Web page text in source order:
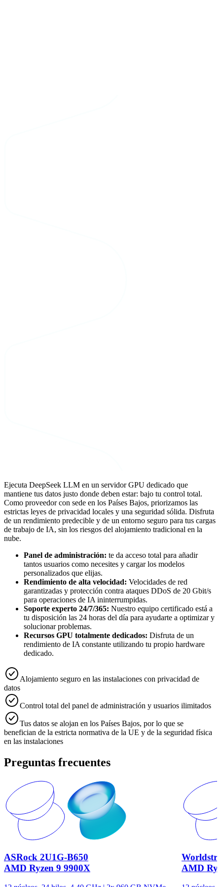
Ejecuta DeepSeek LLM en un servidor GPU dedicado que
mantiene tus datos justo donde deben estar: bajo tu control total.
Como proveedor con sede en los Países Bajos, priorizamos las
estrictas leyes de privacidad locales y una seguridad sólida. Disfruta
de un rendimiento predecible y de un entorno seguro para tus cargas
de trabajo de IA, sin los riesgos del alojamiento tradicional en la
nube.
Panel de administración: te da acceso total para añadir
tantos usuarios como necesites y cargar los modelos
personalizados que elijas.
Rendimiento de alta velocidad: Velocidades de red
garantizadas y protección contra ataques DDoS de 20 Gbit/s
para operaciones de IA ininterrumpidas.
Soporte experto 24/7/365: Nuestro equipo certificado está a
tu disposición las 24 horas del día para ayudarte a optimizar y
solucionar problemas.
Recursos GPU totalmente dedicados: Disfruta de un
rendimiento de IA constante utilizando tu propio hardware
dedicado.
Alojamiento seguro en las instalaciones con privacidad de
datos
Control total del panel de administración y usuarios ilimitados
Tus datos se alojan en los Países Bajos, por lo que se
benefician de la estricta normativa de la UE y de la seguridad física
en las instalaciones
Preguntas frecuentes
ASRock 2U1G-B650
AMD Ryzen 9 9900X
AMD